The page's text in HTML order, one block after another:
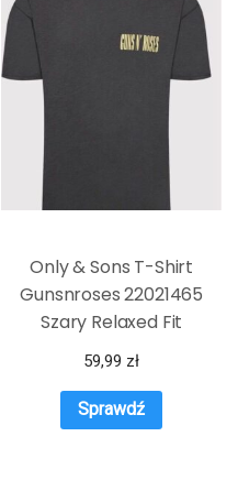
Only & Sons T-Shirt
Gunsnroses 22021465
Szary Relaxed Fit
59,99 zł
Sprawdź